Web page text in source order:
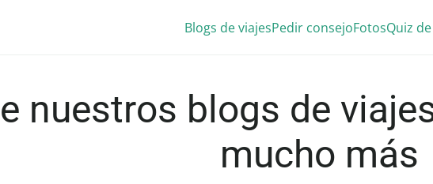
Blogs de viajesPedir consejoFotosQuiz
nuestros blogs de
mucho más